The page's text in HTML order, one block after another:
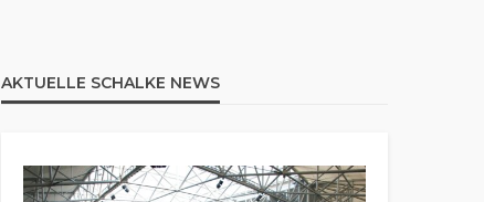
AKTUELLE SCHALKE NEWS